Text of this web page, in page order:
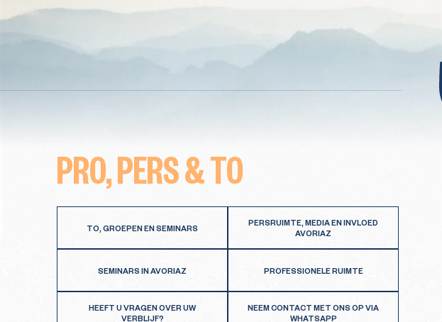
PRO, PERS & TO
TO, GROEPEN EN SEMINARS
PERSRUIMTE, MEDIA EN INVLOED
AVORIAZ
SEMINARS IN AVORIAZ PROFESSIONELE RUIMTE
HEEFT U VRAGEN OVER UW
VERBLIJF?
NEEM CONTACT MET ONS OP VIA
WHATSAPP